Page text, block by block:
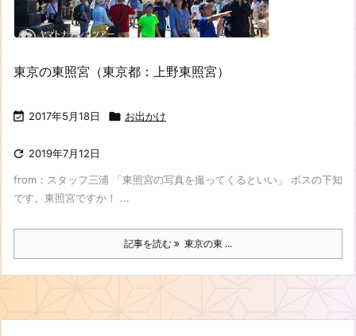
東京の東照宮（東京都：上野東照宮）
 2017年5月18日  お出かけ
 2019年7月12日
from：スタッフ三浦 「東照宮の写真を撮ってくるといい」 ボスの下知
です。東照宮ですか！ ...
記事を読む 東京の東 ...